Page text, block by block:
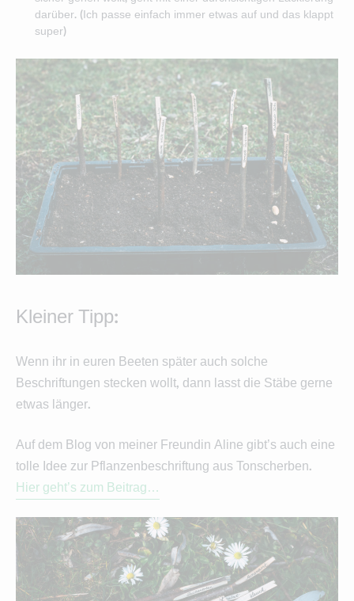
darüber. (Ich passe einfach immer etwas auf und das klappt
super)
Kleiner Tipp:
Wenn ihr in euren Beeten später auch solche
Beschriftungen stecken wollt, dann lasst die Stäbe gerne
etwas länger.
Auf dem Blog von meiner Freundin Aline gibt’s auch eine
tolle Idee zur Pflanzenbeschriftung aus Tonscherben.
Hier geht’s zum Beitrag…